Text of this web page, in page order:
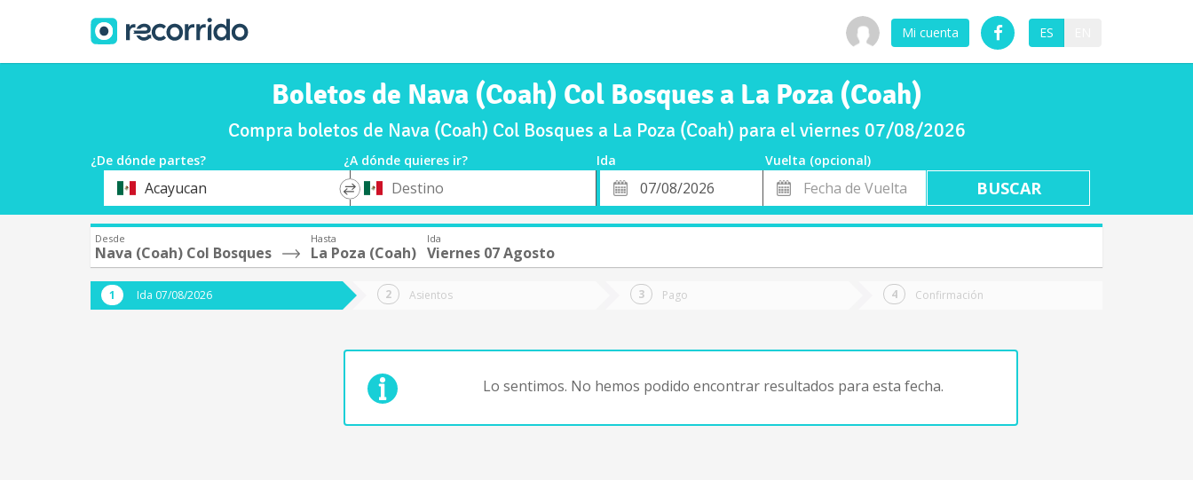
Mi cuenta ES
Boletos de Nava (Coah) Col Bosques a La Poza (Coah)
Compra boletos de Nava (Coah) Col Bosques a La Poza (Coah) para el viernes 07/08/2026
¿De dónde partes? ¿A dónde quieres ir? Ida
Vuelta (opcional)
OrigenAcayucan
*
Destino
Fecha
de
Fecha
de
Vuelta
Desde
Nava (Coah) Col Bosques
Hasta
La Poza (Coah)
Ida
Viernes 07 Agosto
Ida 07/08/2026 Asientos Pago Confirmación
Lo sentimos. No hemos podido encontrar resultados para esta fecha.